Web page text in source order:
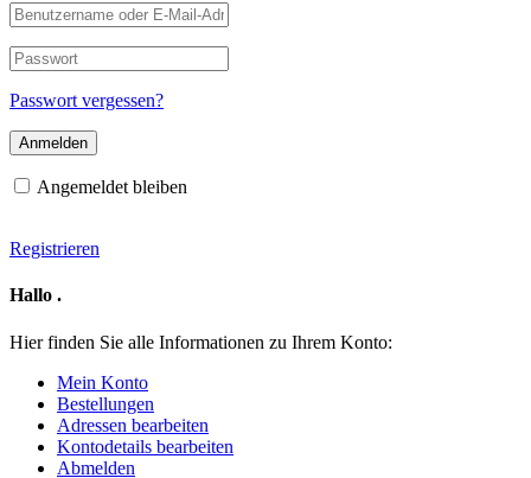
Benutzername
oder
E-
Mail-
Adresse
Passwort
Passwort vergessen?
Angemeldet bleiben
Registrieren
Hallo .
Hier finden Sie alle Informationen zu Ihrem Konto:
Mein Konto
Bestellungen
Adressen bearbeiten
Kontodetails bearbeiten
Abmelden